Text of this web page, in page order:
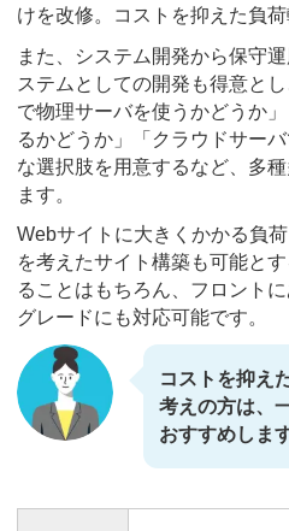
けを改修。コストを抑えた負荷
また、システム開発から保守
ステムとしての開発も得意と
で物理サーバを使うかどうか
るかどうか」「クラウドサー
な選択肢を用意するなど、多
ます。
Webサイトに大きくかかる負
を考えたサイト構築も可能と
ることはもちろん、フロント
グレードにも対応可能です。
コストを抑え
考えの方は、
おすすめします